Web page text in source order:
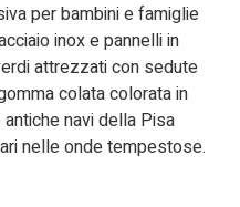
per bambini e famiglie
inox e pannelli in
attrezzati con sedute
colata colorata in
navi della Pisa
nelle onde tempestose.